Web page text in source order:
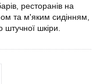
ресторанів на
та м'яким сидінням,
шкіри.